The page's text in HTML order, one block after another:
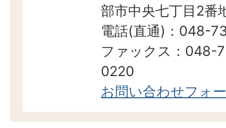
部市中央七丁目2番
電話(直通)：048-
ファックス：048-
0220
お問い合わせフォ